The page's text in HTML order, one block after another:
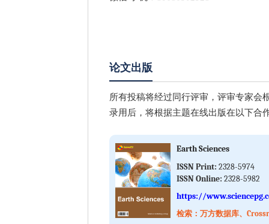
论文出版
所有投稿将经过同行评审，评审专家会
录用后，将根据主题在线出版在以下合
Earth Sciences
ISSN Print: 2328-5974
ISSN Online: 2328-5982
https://
检索：万方数据库、